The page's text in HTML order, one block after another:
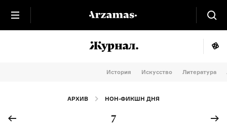
История Искусство Литература
АРХИВ НОН-ФИКШН ДНЯ
7